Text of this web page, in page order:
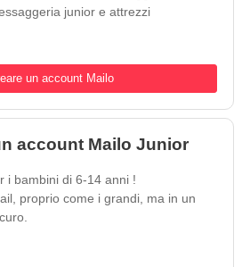
junior e attrezzi
un account Mailo
account Mailo Junior
i bambini di 6-14 anni !
proprio come i grandi, ma in un